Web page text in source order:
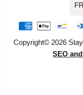
Copyright© 2026
SEO
FR